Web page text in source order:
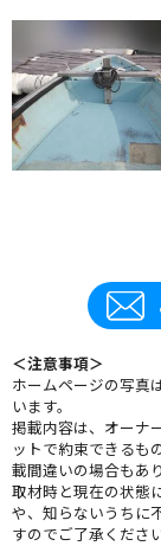
＜注意事項＞
ホームページの写真
います。
掲載内容は、オーナ
ットで約束できるも
載間違いの場合もあ
取材時と現在の状態
や、知らないうちに
すのでご了承ください